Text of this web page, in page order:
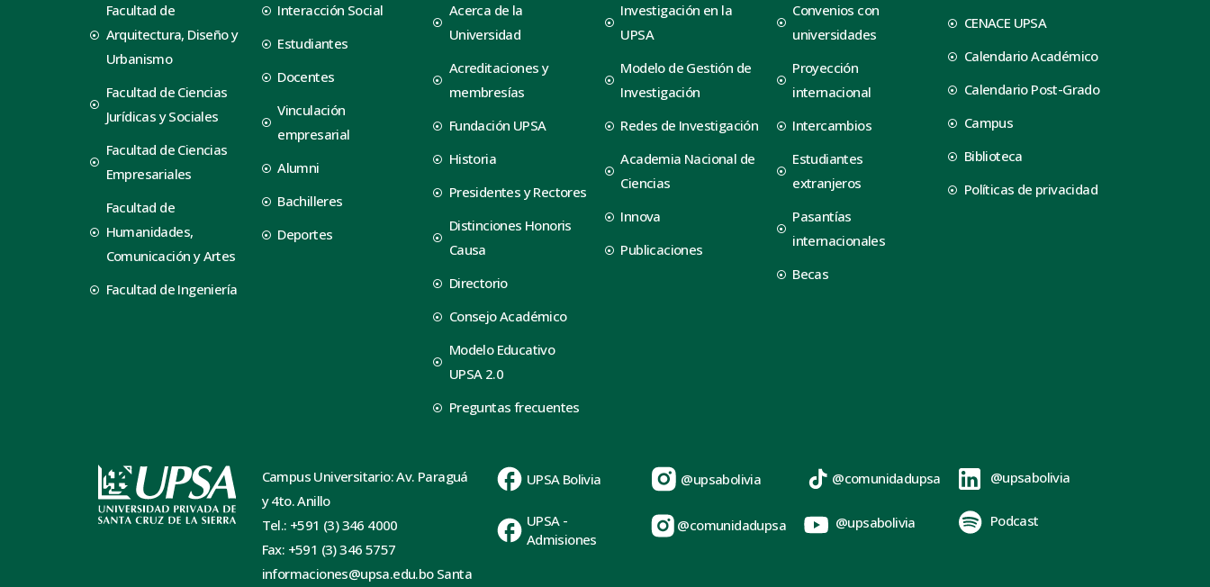
Facultad de
Arquitectura, Diseño y
Urbanismo
Facultad de Ciencias
Jurídicas y Sociales
Facultad de Ciencias
Empresariales
Facultad de
Humanidades,
Comunicación y Artes
Facultad de Ingeniería
Interacción Social
Estudiantes
Docentes
Vinculación
empresarial
Alumni
Bachilleres
Deportes
Acerca de la
Universidad
Acreditaciones y
membresías
Fundación UPSA
Historia
Presidentes y Rectores
Distinciones Honoris
Causa
Directorio
Consejo Académico
Modelo Educativo
UPSA 2.0
Preguntas frecuentes
Investigación en la
UPSA
Modelo de Gestión de
Investigación
Redes de Investigación
Academia Nacional de
Ciencias
Innova
Publicaciones
Convenios con
universidades
Proyección
internacional
Intercambios
Estudiantes
extranjeros
Pasantías
internacionales
Becas
CENACE UPSA
Calendario Académico
Calendario Post-Grado
Campus
Biblioteca
Políticas de privacidad
Campus Universitario: Av. Paraguá
y 4to. Anillo
Tel.: +591 (3) 346 4000
Fax: +591 (3) 346 5757
informaciones@upsa.edu.bo Santa
UPSA Bolivia
UPSA -
Admisiones
@upsabolivia
@comunidadupsa
@comunidadupsa
@upsabolivia
@upsabolivia
Podcast